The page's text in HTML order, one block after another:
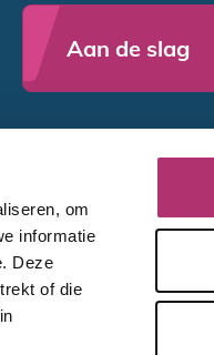
om
informatie
Deze
of die
Aan de slag